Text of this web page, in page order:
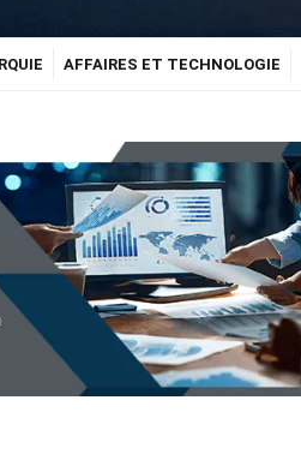
AFFAIRES ET TECHNOLOGIE